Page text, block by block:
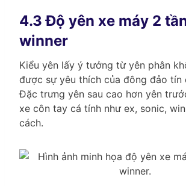
4.3 Độ yên xe máy 2
winner
Kiểu yên lấy ý tưởng từ yên phân
được sự yêu thích của đông đảo tín
Đặc trưng yên sau cao hơn yên
xe côn tay cá tính như ex, sonic,
cách.